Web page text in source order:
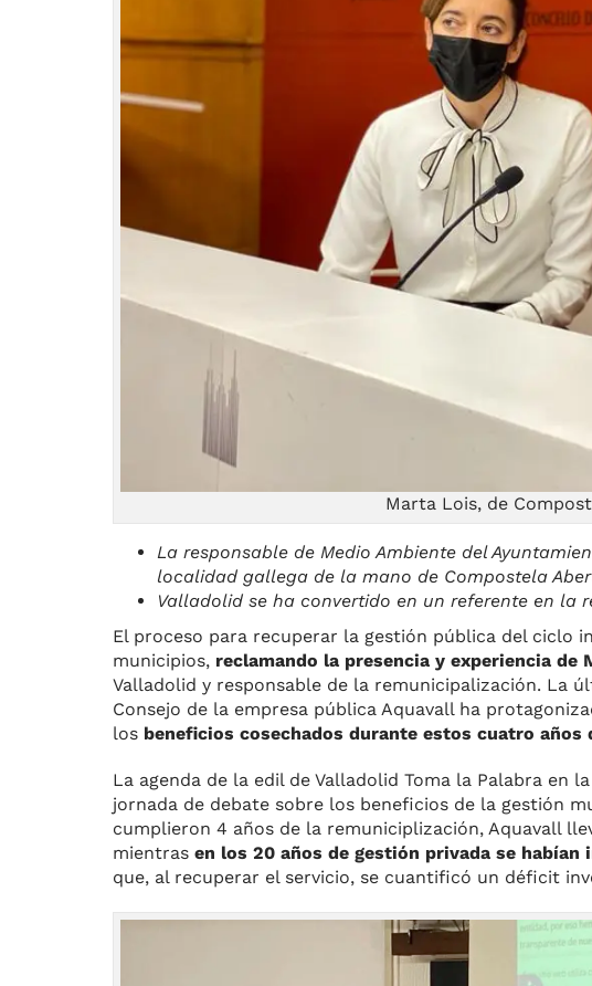
Marta Lois, de
La responsable de Medio Ambiente del
localidad gallega de la mano de Compostela
Valladolid se ha convertido en un referente en la
El proceso para recuperar la gestión pública del ciclo
municipios, reclamando la presencia y experiencia de
Valladolid y responsable de la remunicipalización. La
Consejo de la empresa pública Aquavall ha
los beneficios cosechados durante estos cuatro
La agenda de la edil de Valladolid Toma la Palabra en
jornada de debate sobre los beneficios de la gestión
cumplieron 4 años de la remuniciplización, Aquavall
mientras en los 20 años de gestión privada se habían
que, al recuperar el servicio, se cuantificó un déficit